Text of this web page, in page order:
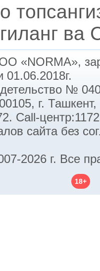
ва
«NORMA»,
№
г.
Call-
сайта без
2026 г. Все
18+